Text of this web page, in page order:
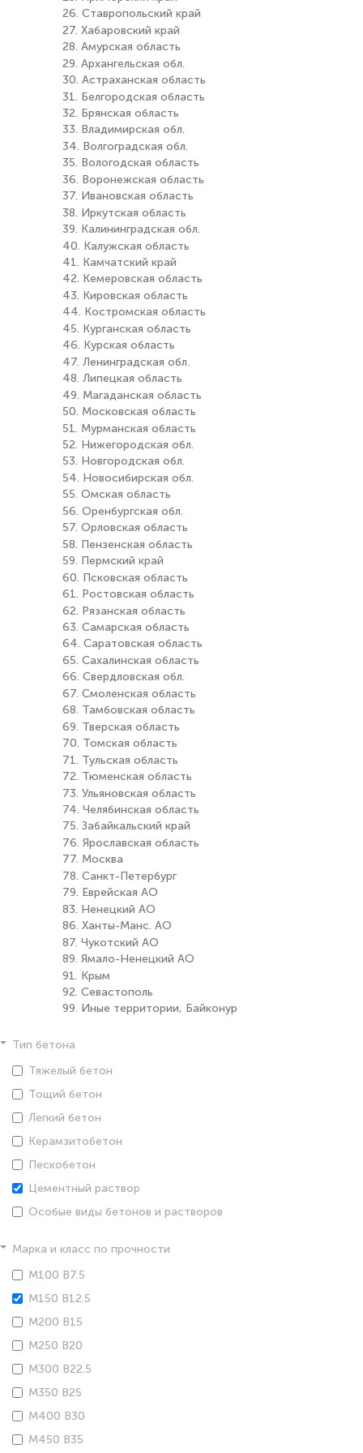
26. Ставропольский край
27. Хабаровский край
28. Амурская область
29. Архангельская обл.
30. Астраханская область
31. Белгородская область
32. Брянская область
33. Владимирская обл.
34. Волгоградская обл.
35. Вологодская область
36. Воронежская область
37. Ивановская область
38. Иркутская область
39. Калининградская обл.
40. Калужская область
41. Камчатский край
42. Кемеровская область
43. Кировская область
44. Костромская область
45. Курганская область
46. Курская область
47. Ленинградская обл.
48. Липецкая область
49. Магаданская область
50. Московская область
51. Мурманская область
52. Нижегородская обл.
53. Новгородская обл.
54. Новосибирская обл.
55. Омская область
56. Оренбургская обл.
57. Орловская область
58. Пензенская область
59. Пермский край
60. Псковская область
61. Ростовская область
62. Рязанская область
63. Самарская область
64. Саратовская область
65. Сахалинская область
66. Свердловская обл.
67. Смоленская область
68. Тамбовская область
69. Тверская область
70. Томская область
71. Тульская область
72. Тюменская область
73. Ульяновская область
74. Челябинская область
75. Забайкальский край
76. Ярославская область
77. Москва
78. Санкт-Петербург
79. Еврейская АО
83. Ненецкий АО
86. Ханты-Манс. АО
87. Чукотский АО
89. Ямало-Ненецкий АО
91. Крым
92. Севастополь
99. Иные территории, Байконур
Тип бетона
Тяжелый бетон
Тощий бетон
Легкий бетон
Керамзитобетон
Пескобетон
Цементный раствор
Особые виды бетонов и растворов
Марка и класс по прочности
М100 В7.5
М150 В12.5
М200 В15
М250 В20
М300 В22.5
М350 В25
М400 В30
М450 В35